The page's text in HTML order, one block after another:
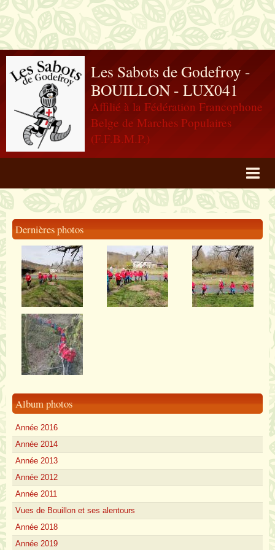
Les Sabots de Godefroy -
BOUILLON - LUX041
Affilié à la Fédération Francophone
Belge de Marches Populaires
(F.F.B.M.P.)
Agenda
Dernières photos
Album photos
Année 2016
Année 2014
Année 2013
Année 2012
Année 2011
Vues de Bouillon et ses alentours
Année 2018
Année 2019